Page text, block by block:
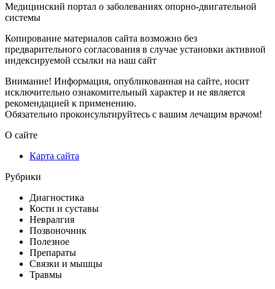
Медицинский портал о заболеваниях опорно-двигательной
системы
Копирование материалов сайта возможно без
предварительного согласования в случае установки активной
индексируемой ссылки на наш сайт
Внимание! Информация, опубликованная на сайте, носит
исключительно ознакомительный характер и не является
рекомендацией к применению.
Обязательно проконсультируйтесь с вашим лечащим врачом!
О сайте
Карта сайта
Рубрики
Диагностика
Кости и суставы
Невралгия
Позвоночник
Полезное
Препараты
Связки и мышцы
Травмы